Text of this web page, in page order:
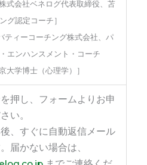
株式会社ベネログ代表取締役、苫
グ認定コーチ］
ティーコーチング株式会社、パ
エンハンスメント・コーチ
大学博士（心理学）］
押し、フォームよりお申
い。
、すぐに自動返信メール
届かない場合は、